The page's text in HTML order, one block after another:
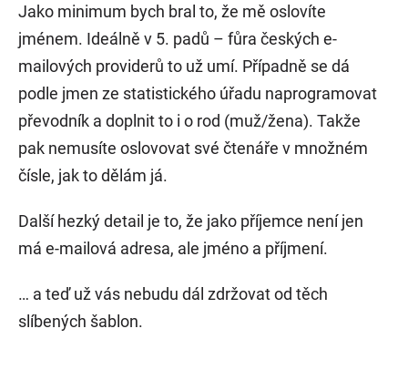
Jako minimum bych bral to, že mě oslovíte
jménem. Ideálně v 5. padů – fůra českých e-
mailových providerů to už umí. Případně se dá
podle jmen ze statistického úřadu naprogramovat
převodník a doplnit to i o rod (muž/žena). Takže
pak nemusíte oslovovat své čtenáře v množném
čísle, jak to dělám já.
Další hezký detail je to, že jako příjemce není jen
má e-mailová adresa, ale jméno a příjmení.
… a teď už vás nebudu dál zdržovat od těch
slíbených šablon.